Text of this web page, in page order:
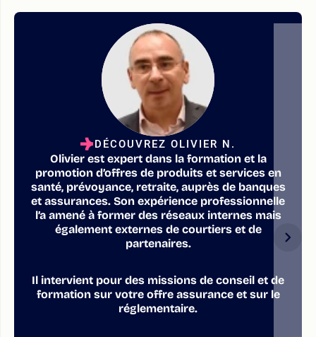
DÉCOUVREZ OLIVIER N.
Olivier est expert dans la formation et la
promotion d’offres de produits et services en
santé, prévoyance, retraite, auprès de banques
et assurances. Son expérience professionnelle
l’a amené à former des réseaux internes mais
également externes de courtiers et de
partenaires.
Il intervient pour des missions de conseil et de
formation sur votre offre assurance et sur le
réglementaire.